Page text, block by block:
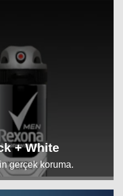
+ White
gerçek koruma.